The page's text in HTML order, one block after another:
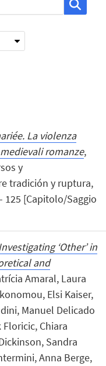
La violenza
romanze,
y
tradición y ruptura,
125 [Capitolo/Saggio
‘Other’ in
and
Amaral, Laura
Elsi Kaiser,
Manuel Delicado
Chiara
Sandra
Anna Berge,